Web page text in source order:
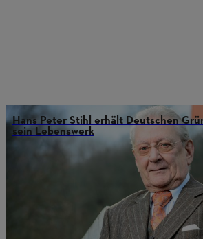
Hans Peter Stihl erhält Deutschen
sein Lebenswerk